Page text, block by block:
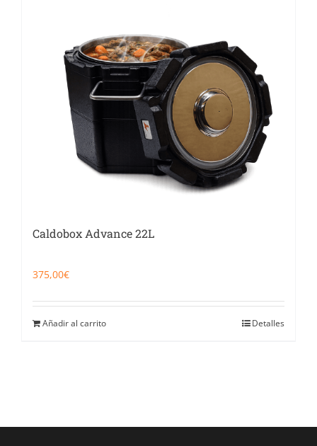
Caldobox Advance 22L
375,00€
Añadir al carrito Detalles